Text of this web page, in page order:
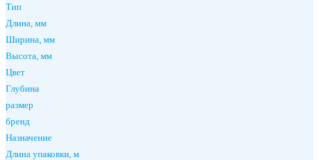
Тип
Длина, мм
Ширина, мм
Высота, мм
Цвет
Глубина
размер
бренд
Назначение
Длина упаковки, м